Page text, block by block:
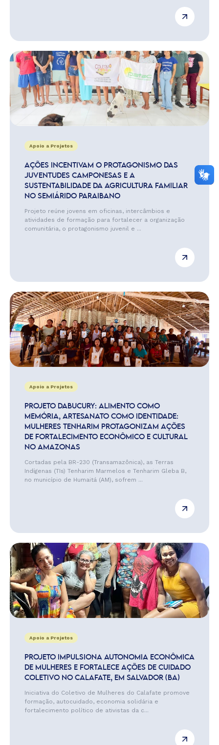
Apoio a Projetos
AÇÕES INCENTIVAM O PROTAGONISMO DAS
JUVENTUDES CAMPONESAS E A
SUSTENTABILIDADE DA AGRICULTURA FAMILIAR
NO SEMIÁRIDO PARAIBANO
Projeto reúne jovens em oficinas, intercâmbios e
atividades de formação para fortalecer a organização
comunitária, o protagonismo juvenil e ...
Apoio a Projetos
PROJETO DABUCURY: ALIMENTO COMO
MEMÓRIA, ARTESANATO COMO IDENTIDADE:
MULHERES TENHARIM PROTAGONIZAM AÇÕES
DE FORTALECIMENTO ECONÔMICO E CULTURAL
NO AMAZONAS
Cortadas pela BR-230 (Transamazônica), as Terras
Indígenas (TIs) Tenharim Marmelos e Tenharim Gleba B,
no município de Humaitá (AM), sofrem ...
Apoio a Projetos
PROJETO IMPULSIONA AUTONOMIA ECONÔMICA
DE MULHERES E FORTALECE AÇÕES DE CUIDADO
COLETIVO NO CALAFATE, EM SALVADOR (BA)
Iniciativa do Coletivo de Mulheres do Calafate promove
formação, autocuidado, economia solidária e
fortalecimento político de ativistas da c...